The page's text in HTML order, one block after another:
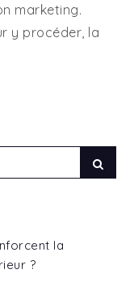
marketing.
y procéder, la
la
?